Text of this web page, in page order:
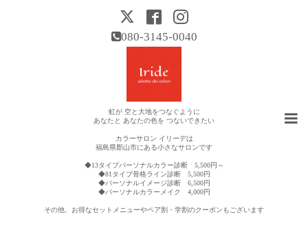
080-3145-0040
虹が 空と大地をつなぐように
あなたと あなたの色を つないできたい
カラーサロン イリーデは
福島県郡山市にある小さなサロンです
◆13タイプパーソナルカラー診断 5,500円～
◆81タイプ骨格ライン診断 5,500円
◆パーソナルイメージ診断 6,500円
◆パーソナルカラーメイク 4,000円
その他、お得なセットメニューやペア割・学割のクーポンもございます